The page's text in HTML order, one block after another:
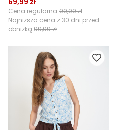
Cena regularna 99,99 zł
Najniższa cena z 30 dni przed
obniżką 99,99 zł